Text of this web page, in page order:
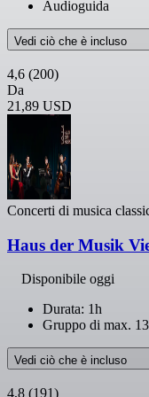
Audioguida
Vedi ciò che è incluso
4,6 (200)
Da
21,89 USD
Concerti di musica
Haus der Musik
Disponibile oggi
Durata: 1h
Gruppo di max.
Vedi ciò che è incluso
4,8 (191)